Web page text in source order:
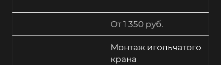
От 1 350 руб.
Монтаж игольчатого
крана